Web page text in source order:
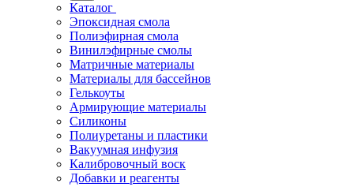
Каталог
Эпоксидная смола
Полиэфирная смола
Винилэфирные смолы
Матричные материалы
Материалы для бассейнов
Гелькоуты
Армирующие материалы
Силиконы
Полиуретаны и пластики
Вакуумная инфузия
Калибровочный воск
Добавки и реагенты